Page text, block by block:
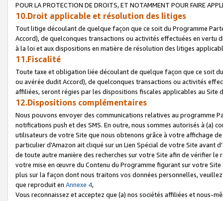
POUR LA PROTECTION DE DROITS, ET NOTAMMENT POUR FAIRE
10.Droit applicable et résolution des litiges
Tout litige découlant de quelque façon que ce soit du Programme
Accord), de quelconques transactions ou activités effectuées en vertu
à la loi et aux dispositions en matière de résolution des litiges
11.Fiscalité
Toute taxe et obligation liée découlant de quelque façon que ce soit
ou avérée dudit Accord), de quelconques transactions ou activités
affiliées, seront régies par les dispositions fiscales applicables au Site
12.Dispositions complémentaires
Nous pouvons envoyer des communications relatives au programme
notifications push et des SMS. En outre, nous sommes autorisés à
utilisateurs de votre Site que nous obtenons grâce à votre affichage
particulier d'Amazon ait cliqué sur un Lien Spécial de votre Site avant
de toute autre manière des recherches sur votre Site afin de vérifier
votre mise en œuvre du Contenu du Programme figurant sur votre
plus sur la façon dont nous traitons vos données personnelles,
que reproduit en Annexe 4,
Vous reconnaissez et acceptez que (a) nos sociétés affiliées et nous-